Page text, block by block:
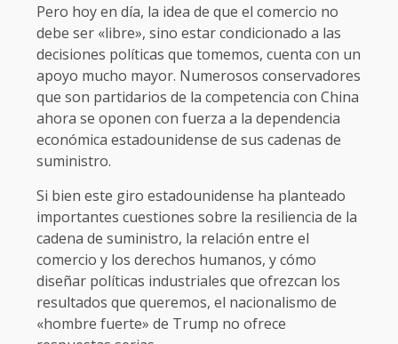
Pero hoy en día, la idea de que el comercio no
debe ser «libre», sino estar condicionado a las
decisiones políticas que tomemos, cuenta con un
apoyo mucho mayor. Numerosos conservadores
que son partidarios de la competencia con China
ahora se oponen con fuerza a la dependencia
económica estadounidense de sus cadenas de
suministro.
Si bien este giro estadounidense ha planteado
importantes cuestiones sobre la resiliencia de la
cadena de suministro, la relación entre el
comercio y los derechos humanos, y cómo
diseñar políticas industriales que ofrezcan los
resultados que queremos, el nacionalismo de
«hombre fuerte» de Trump no ofrece